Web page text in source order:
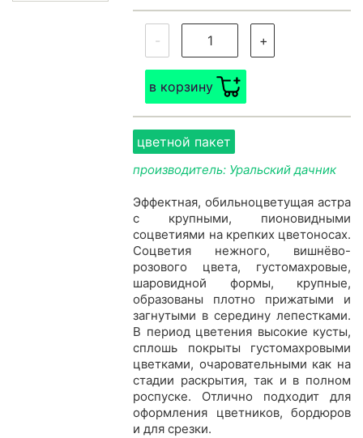
- +
в корзину
цветной пакет
производитель: Уральский дачник
Эффектная, обильноцветущая астра
с крупными, пионовидными
соцветиями на крепких цветоносах.
Соцветия нежного, вишнёво-
розового цвета, густомахровые,
шаровидной формы, крупные,
образованы плотно прижатыми и
загнутыми в середину лепестками.
В период цветения высокие кусты,
сплошь покрыты густомахровыми
цветками, очаровательными как на
стадии раскрытия, так и в полном
роспуске. Отлично подходит для
оформления цветников, бордюров
и для срезки.